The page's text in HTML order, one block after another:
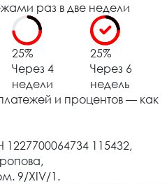
раз в две недели
25%
Через 4
недели
25%
Через 6
недель
и процентов — как
115432,
9/XIV/1.